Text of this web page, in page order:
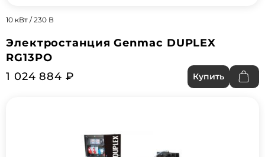
10 кВт / 230 В
Электростанция Genmac DUPLEX
RG13PO
1 024 884 ₽
Купить